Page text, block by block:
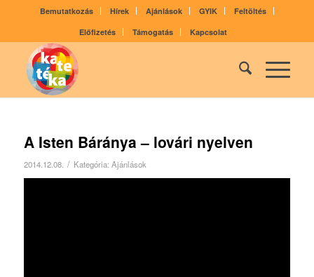
Bemutatkozás Hírek Ajánlások GYIK
Feltöltés
Előfizetés
Támogatás Kapcsolat
A Isten Báránya – lovári nyelven
2014.12.08. / Kategória: Ajánlások